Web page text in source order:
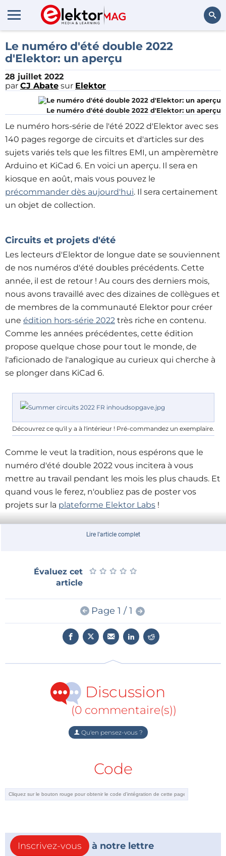
Le numéro d'été double 2022
d'Elektor: un aperçu
28 juillet 2022
par CJ Abate sur Elektor
Le numéro d'été double 2022 d'Elektor: un aperçu
Le numéro hors-série de l'été 2022 d'Elektor avec ses
140 pages regorge de circuits et d'articles sur des
sujets variés tels que les filtres EMI, un ampèremètre
Arduino et KiCad 6. En voici un aperçu. Il sera en
kiosque en août, mais vous pouvez le
précommander dès aujourd'hui. Il sera certainement
un objet de collection.
Circuits et projets d'été
Les lecteurs d'Elektor de longue date se souviennent
de nos numéros d'été doubles précédents. Cette
année, il est de retour ! Au cours des derniers mois,
nous avons travaillé avec des dizaines de collègues et
de membres de la communauté Elektor pour créer
une édition hors-série 2022 très riche en contenu.
Comme les années précédentes, cette édition
propose quelque chose pour tout le monde, de
l'aficionado de l'analogique au curieux qui cherche à
se plonger dans KiCad 6.
Découvrez ce qu'il y a à l'intérieur ! Pré-commandez un exemplaire.
Comme le veut la tradition, nous espérons que le
numéro d'été double 2022 vous incitera à vous
mettre au travail pendant les mois les plus chauds. Et
quand vous le ferez, n'oubliez pas de poster vos
projets sur la plateforme Elektor Labs !
Le numéro d'été double 2022 présente un projet
amusant : un remake de la sirène américaine publié
en 2003. Nous avons travaillé dur pour faire revenir ce
circuit classique de Ludwig Libertin. Le résultat est
un nouveau kit qui comprend un circuit imprimé au
pouvez placer sur votre bureau pour épater vos amis
et collègues.
Commandez votre kit de sirène américaine.
Lire l'article complet
Évaluez cet
article
★ ★ ★ ★ ★
★ ★ ★ ★ ★
Page 1 / 1
Discussion
(0 commentaire(s))
Qu'en pensez-vous ?
Code
Inscrivez-vous
à notre lettre